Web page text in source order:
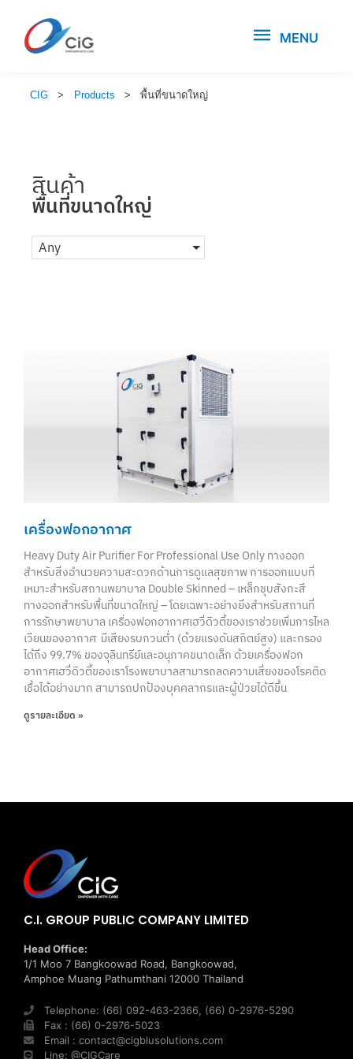
MENU
CIG > Products > พื้นที่ขนาดใหญ่
สินค้า
พื้นที่ขนาดใหญ่
Any
เครื่องฟอกอากาศ
Heavy Duty Air Purifier For Professional Use Only ทางออก
สำหรับสิ่งอำนวยความสะดวกด้านการดูแลสุขภาพ การออกแบบที่
เหมาะสำหรับสถานพยาบาล Double Skinned – เหล็กชุบสังกะสี
ทางออกสำหรับพื้นที่ขนาดใหญ่ – โดยเฉพาะอย่างยิ่งสำหรับสถานที่
การรักษาพยาบาล เครื่องฟอกอากาศเฮวี่ดิวตี้ของเราช่วยเพิ่มการไหล
เวียนของอากาศ มีเสียงรบกวนต่ำ (ด้วยแรงดันสถิตย์สูง) และกรอง
ได้ถึง 99.7% ของจุลินทรีย์และอนุภาคขนาดเล็ก ด้วยเครื่องฟอก
อากาศเฮวี่ดิวตี้ของเราโรงพยาบาลสามารถลดความเสี่ยงของโรคติด
เชื้อได้อย่างมาก สามารถปกป้องบุคคลากรและผู้ป่วยได้ดีขึ้น
ดูรายละเอียด »
C.I. GROUP PUBLIC COMPANY LIMITED
Head Office:
1/1 Moo 7 Bangkoowad Road, Bangkoowad,
Amphoe Muang Pathumthani 12000 Thailand
Telephone: (66) 092-463-2366, (66) 0-2976-5290
Fax : (66) 0-2976-5023
Email : contact@cigblusolutions.com
Line: @CIGCare